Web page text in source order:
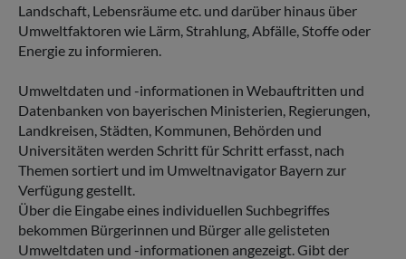
Landschaft, Lebensräume etc. und darüber hinaus über
Umweltfaktoren wie Lärm, Strahlung, Abfälle, Stoffe oder
Energie zu informieren.
Umweltdaten und -informationen in Webauftritten und
Datenbanken von bayerischen Ministerien, Regierungen,
Landkreisen, Städten, Kommunen, Behörden und
Universitäten werden Schritt für Schritt erfasst, nach
Themen sortiert und im Umweltnavigator Bayern zur
Verfügung gestellt.
Über die Eingabe eines individuellen Suchbegriffes
bekommen Bürgerinnen und Bürger alle gelisteten
Umweltdaten und -informationen angezeigt. Gibt der